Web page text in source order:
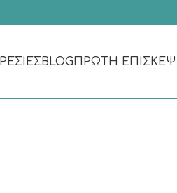
BLOG ΠΡΏΤΗ